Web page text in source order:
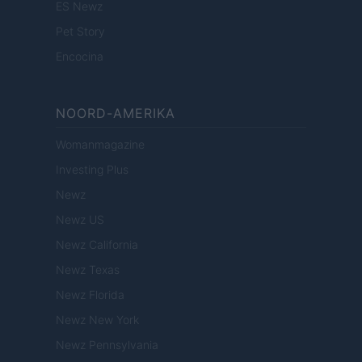
ES Newz
Pet Story
Encocina
NOORD-AMERIKA
Womanmagazine
Investing Plus
Newz
Newz US
Newz California
Newz Texas
Newz Florida
Newz New York
Newz Pennsylvania